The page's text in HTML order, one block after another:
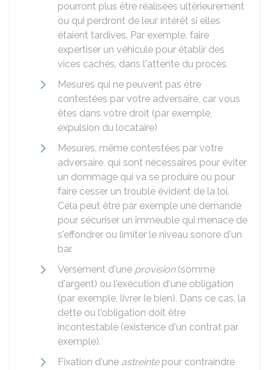
pourront plus être réalisées ultérieurement
ou qui perdront de leur intérêt si elles
étaient tardives. Par exemple, faire
expertiser un véhicule pour établir des
vices cachés, dans l'attente du procès.
Mesures qui ne peuvent pas être
contestées par votre adversaire, car vous
êtes dans votre droit (par exemple,
expulsion du locataire)
Mesures, même contestées par votre
adversaire, qui sont nécessaires pour éviter
un dommage qui va se produire ou pour
faire cesser un trouble évident de la loi.
Cela peut être par exemple une demande
pour sécuriser un immeuble qui menace de
s'effondrer ou limiter le niveau sonore d'un
bar.
Versement d'une provision(somme
d'argent) ou l'exécution d'une obligation
(par exemple, livrer le bien). Dans ce cas, la
dette ou l'obligation doit être
incontestable (existence d'un contrat par
exemple).
Fixation d'une astreintepour contraindre